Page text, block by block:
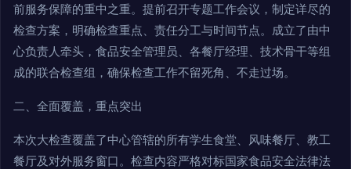
前服务保障的重中之重。提前召开专题工作会议，制定详尽的
检查方案，明确检查重点、责任分工与时间节点。成立了由中
心负责人牵头，食品安全管理员、各餐厅经理、技术骨干等组
成的联合检查组，确保检查工作不留死角、不走过场。
二、全面覆盖，重点突出
本次大检查覆盖了中心管辖的所有学生食堂、风味餐厅、教工
餐厅及对外服务窗口。检查内容严格对标国家食品安全法律法